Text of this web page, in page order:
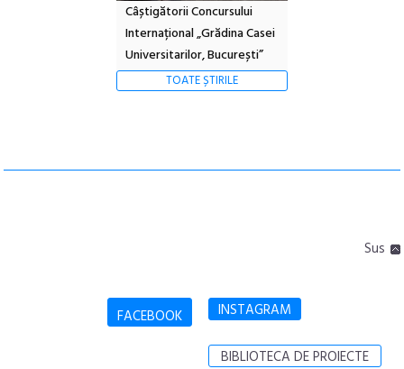
Câștigătorii Concursului
Internațional „Grădina Casei
Universitarilor, București”
TOATE ȘTIRILE
Sus
FACEBOOK INSTAGRAM
BIBLIOTECA DE PROIECTE